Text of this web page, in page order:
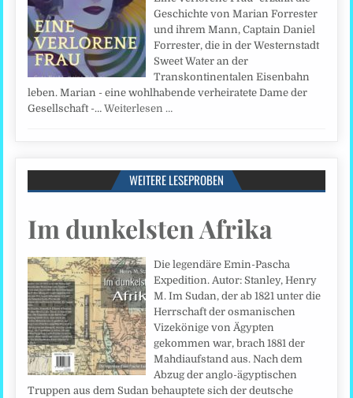
Geschichte von Marian Forrester
und ihrem Mann, Captain Daniel
Forrester, die in der Westernstadt
Sweet Water an der
Transkontinentalen Eisenbahn
leben. Marian - eine wohlhabende verheiratete Dame der
Gesellschaft -…Weiterlesen …
WEITERE LESEPROBEN
Im dunkelsten Afrika
Die legendäre Emin-Pascha
Expedition. Autor: Stanley, Henry
M. Im Sudan, der ab 1821 unter die
Herrschaft der osmanischen
Vizekönige von Ägypten
gekommen war, brach 1881 der
Mahdiaufstand aus. Nach dem
Abzug der anglo-ägyptischen
Truppen aus dem Sudan behauptete sich der deutsche